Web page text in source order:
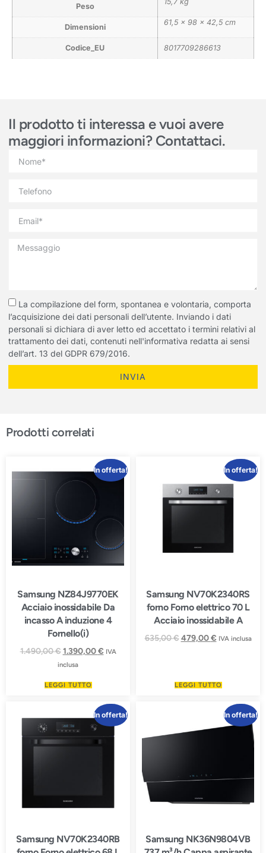
Peso
Dimensioni
61,5 × 98 × 42,5 cm
Codice_EU 8017709286613
Il prodotto ti interessa e vuoi avere
maggiori informazioni? Contattaci.
La compilazione del form, spontanea e volontaria, comporta
l’acquisizione dei dati personali dell’utente. Inviando i dati
personali si dichiara di aver letto ed accettato i termini relativi al
trattamento dei dati, contenuti nell'informativa redatta ai sensi
dell’art. 13 del GDPR 679/2016.
INVIA
Prodotti correlati
In offerta!
Samsung NZ84J9770EK
Acciaio inossidabile Da
incasso A induzione 4
Fornello(i)
1.490,00€ 1.390,00€ IVA
inclusa
LEGGI TUTTO
In offerta!
Samsung NV70K2340RS
forno Forno elettrico 70 L
Acciaio inossidabile A
635,00€ 479,00€ IVA inclusa
LEGGI TUTTO
In offerta!
Samsung NV70K2340RB
In offerta!
Samsung NK36N9804VB